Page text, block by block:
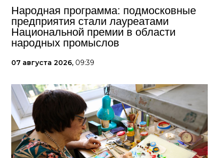
Народная программа: подмосковные
предприятия стали лауреатами
Национальной премии в области
народных промыслов
07 августа 2026, 09:39